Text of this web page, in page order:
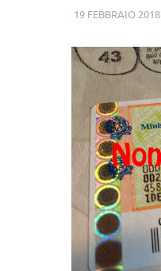
19 FEBBRAIO 2018